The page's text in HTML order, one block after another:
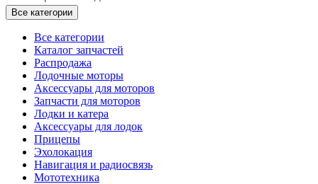
Все категории
Все категории
Каталог запчастей
Распродажа
Лодочные моторы
Аксессуары для моторов
Запчасти для моторов
Лодки и катера
Аксессуары для лодок
Прицепы
Эхолокация
Навигация и радиосвязь
Мототехника